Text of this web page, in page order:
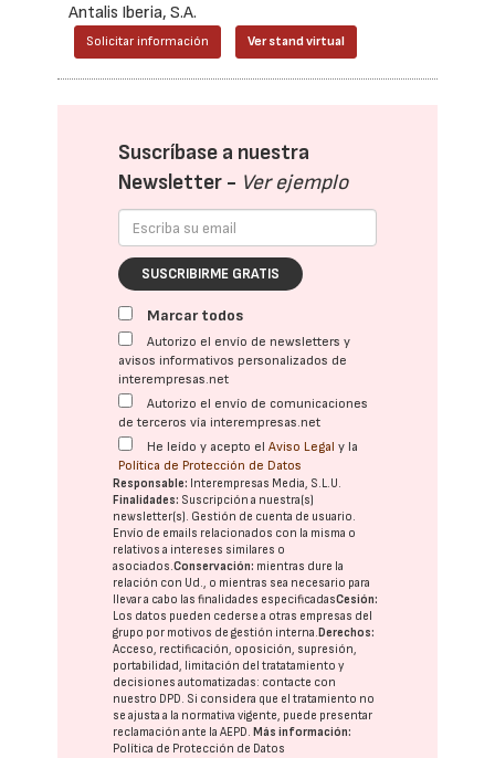
Antalis Iberia, S.A.
Solicitar información Ver stand virtual
Suscríbase a nuestra
Newsletter - Ver ejemplo
SUSCRIBIRME GRATIS
Marcar todos
Autorizo el envío de newsletters y
avisos informativos personalizados de
interempresas.net
Autorizo el envío de comunicaciones
de terceros vía interempresas.net
He leído y acepto elAviso Legal y la
Política de Protección de Datos
Responsable: Interempresas Media, S.L.U.
Finalidades: Suscripción a nuestra(s)
newsletter(s). Gestión de cuenta de usuario.
Envío de emails relacionados con la misma o
relativos a intereses similares o
asociados.Conservación: mientras dure la
relación con Ud., o mientras sea necesario para
llevar a cabo las finalidades especificadasCesión:
Los datos pueden cederse a otras empresas del
grupo por motivos de gestión interna.Derechos:
Acceso, rectificación, oposición, supresión,
portabilidad, limitación del tratatamiento y
decisiones automatizadas: contacte con
nuestro DPD. Si considera que el tratamiento no
se ajusta a la normativa vigente, puede presentar
reclamación ante laAEPD.Más información:
Política de Protección de Datos